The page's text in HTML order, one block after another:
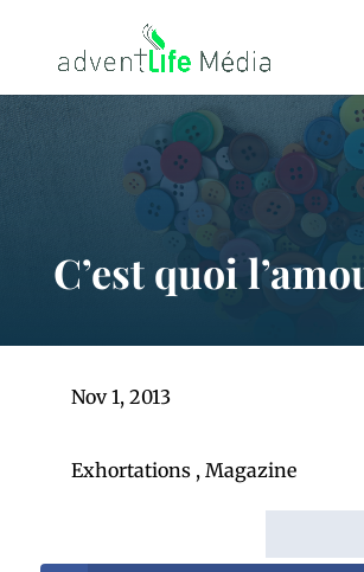
C’est quoi
Nov 1, 2013
Exhortations, Magazine